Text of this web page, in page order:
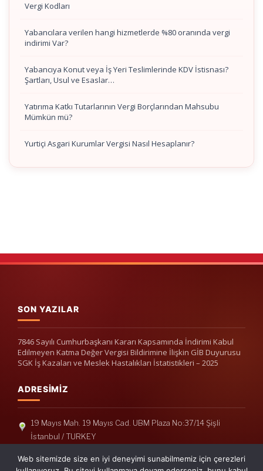
Vergi Kodları
Yabancılara verilen hangi hizmetlerde %80 oranında vergi
indirimi Var?
Yabancıya Konut veya İş Yeri Teslimlerinde KDV İstisnası?
Şartları, Usul ve Esaslar…
Yatırıma Katkı Tutarlarının Vergi Borçlarından Mahsubu
Mümkün mü?
Yurtiçi Asgari Kurumlar Vergisi Nasıl Hesaplanır?
SON YAZILAR
7846 Sayılı Cumhurbaşkanı Kararı Kapsamında İndirimi Kabul
Edilmeyen Katma Değer Vergisi Bildirimine İlişkin GİB Duyurusu
SGK İş Kazaları ve Meslek Hastalıkları İstatistikleri – 2025
ADRESIMIZ
19 Mayıs Mah. 19 Mayıs Cad. UBM Plaza No:37/14 Şişli
İstanbul / TURKEY
Telefon: +90(212) 240 33 39
Telefon: +90(212) 248 19 36
Web sitemizde size en iyi deneyimi sunabilmemiz için çerezleri